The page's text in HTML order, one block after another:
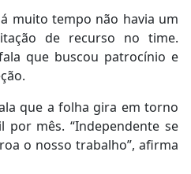
muito tempo não havia um
de recurso no time.
que buscou patrocínio e
que a folha gira em torno
por mês. “Independente se
o nosso trabalho”, afirma